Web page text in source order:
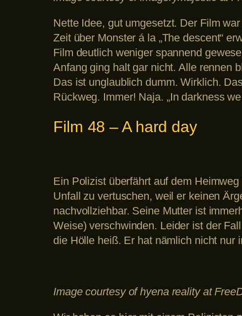
Nette Idee, gut umgesetzt. Der Film
Zeit über Monster á la „The descent“
Film deutlich weniger spannend
Anfang ging halt gar nicht. Alle rennen
Das ist unglaublich dumm. Wirklich.
Rückweg. Immer! Naja. „In darkness
Film 48 – A hard day
Ein Polizist überfährt auf dem
Unfall zu vertuschen, weil er keinen
nachvollziehbar. Seine Mutter ist
Weise) verschwinden. Leider ist der
die Hölle heiß. Er hat nämlich nicht nur
Image courtesy of hyena reality at